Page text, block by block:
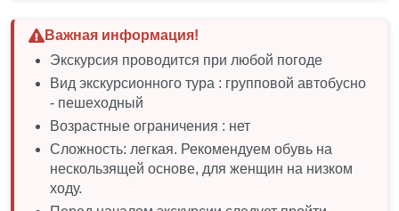
Важная информация!
Экскурсия проводится при любой погоде
Вид экскурсионного тура : групповой автобусно
- пешеходный
Возрастные ограничения : нет
Сложность: легкая. Рекомендуем обувь на
нескользящей основе, для женщин на низком
ходу.